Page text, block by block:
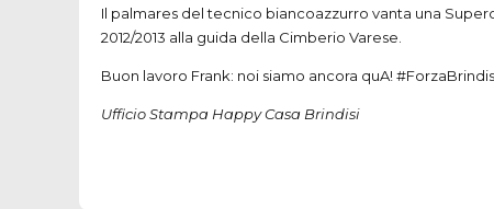
Il palmares del tecnico biancoazzurro vanta una
2012/2013 alla guida della Cimberio Varese.
Buon lavoro Frank: noi siamo ancora quA!
Ufficio Stampa Happy Casa Brindisi